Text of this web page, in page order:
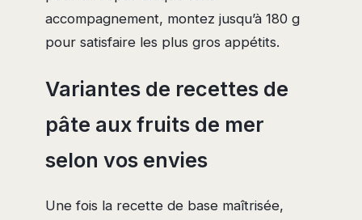
accompagnement, montez jusqu’à 180 g
pour satisfaire les plus gros appétits.
Variantes de recettes de
pâte aux fruits de mer
selon vos envies
Une fois la recette de base maîtrisée,